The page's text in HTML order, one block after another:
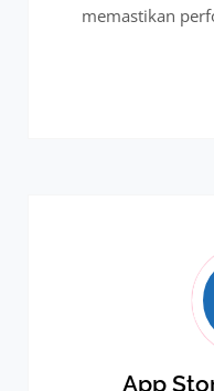
memastikan
App